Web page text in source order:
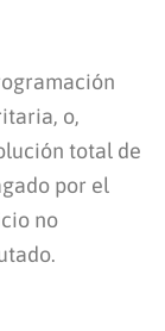
o,
total de
por el
no